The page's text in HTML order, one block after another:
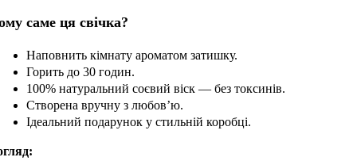
саме ця свічка?
Наповнить кімнату ароматом затишку.
Горить до 30 годин.
100% натуральний соєвий віск — без токсинів.
Створена вручну з любов’ю.
Ідеальний подарунок у стильній коробці.